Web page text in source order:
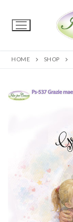
HOME SHOP